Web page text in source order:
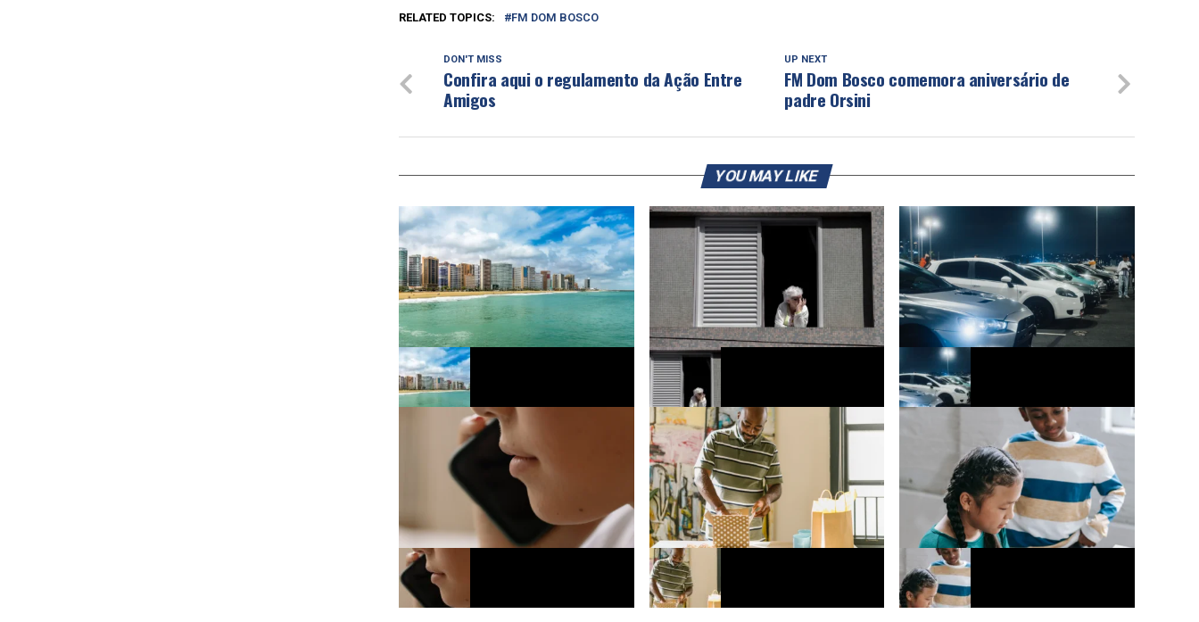
RELATED TOPICS: FM DOM BOSCO
UP NEXT
FM Dom Bosco comemora aniversário de
padre Orsini
DON'T MISS
Confira aqui o regulamento da Ação Entre
Amigos
YOU MAY LIKE
Fortaleza recebe programação na orla
com shows, esportes náuticos e feira
Estudo mostra que declínio funcional
em idosos começa uma década mais
cedo no Brasil do que na Europa
Mercado automotivo registra 3º melhor
mês de julho em vendas de veículos